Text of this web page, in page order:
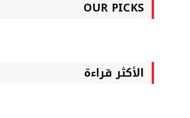
OUR PICKS
الأكثر قراءة